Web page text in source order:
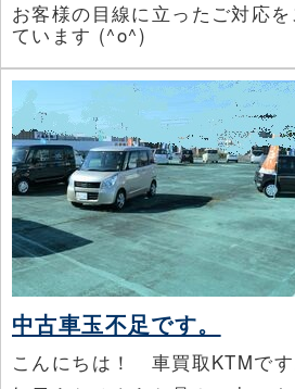
お客様の目線に立ったご対応
ています (^o^)
中古車玉不足です。
こんにちは！ 車買取KTMです